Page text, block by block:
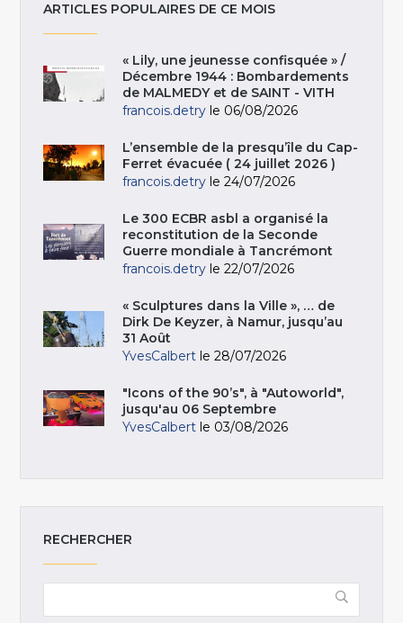
ARTICLES POPULAIRES DE CE MOIS
« Lily, une jeunesse confisquée » /
Décembre 1944 : Bombardements
de MALMEDY et de SAINT - VITH
francois.detry le 06/08/2026
L’ensemble de la presqu’île du Cap-
Ferret évacuée ( 24 juillet 2026 )
francois.detry le 24/07/2026
Le 300 ECBR asbl a organisé la
reconstitution de la Seconde
Guerre mondiale à Tancrémont
francois.detry le 22/07/2026
« Sculptures dans la Ville », … de
Dirk De Keyzer, à Namur, jusqu’au
31 Août
YvesCalbert le 28/07/2026
"Icons of the 90’s", à "Autoworld",
jusqu'au 06 Septembre
YvesCalbert le 03/08/2026
RECHERCHER